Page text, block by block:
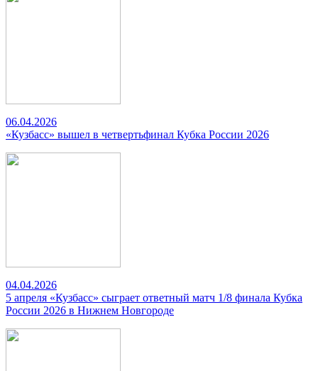
06.04.2026
«Кузбасс» вышел в четвертьфинал Кубка России 2026
04.04.2026
5 апреля «Кузбасс» сыграет ответный матч 1/8 финала Кубка
России 2026 в Нижнем Новгороде